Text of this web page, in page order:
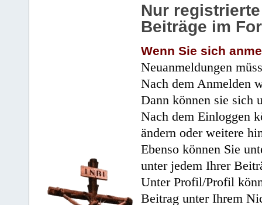
Nur
Beiträge im
Wenn Sie sich
Neuanmeldungen
Nach dem Anmelden
Dann können sie sich
Nach dem Einloggen
ändern oder weitere
Ebenso können Sie
unter jedem Ihrer
Unter Profil/Profil
Beitrag unter Ihrem